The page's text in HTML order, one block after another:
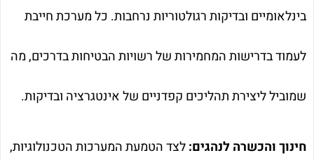
בינלאומיים ובדיקות רגולטוריות נרחבות. כל מערכת חייבת
לעמוד בדרישות המחמירות של רשויות הבטיחות בדרכים, מה
שמוביל ליצירת תהליכים קפדניים של אינטגרציה ובדיקות.
חינוך והכשרה לנהגים:לצד הטמעת המערכות הטכנולוגיות,